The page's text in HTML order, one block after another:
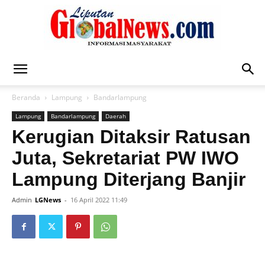
Global
News
Beranda Lampung Bandarlampung
Lampung Bandarlampung Daerah
Kerugian Ditaksir Ratusan
Juta, Sekretariat PW IWO
Lampung Diterjang Banjir
Admin LGNews - 16 April 2022 11:49